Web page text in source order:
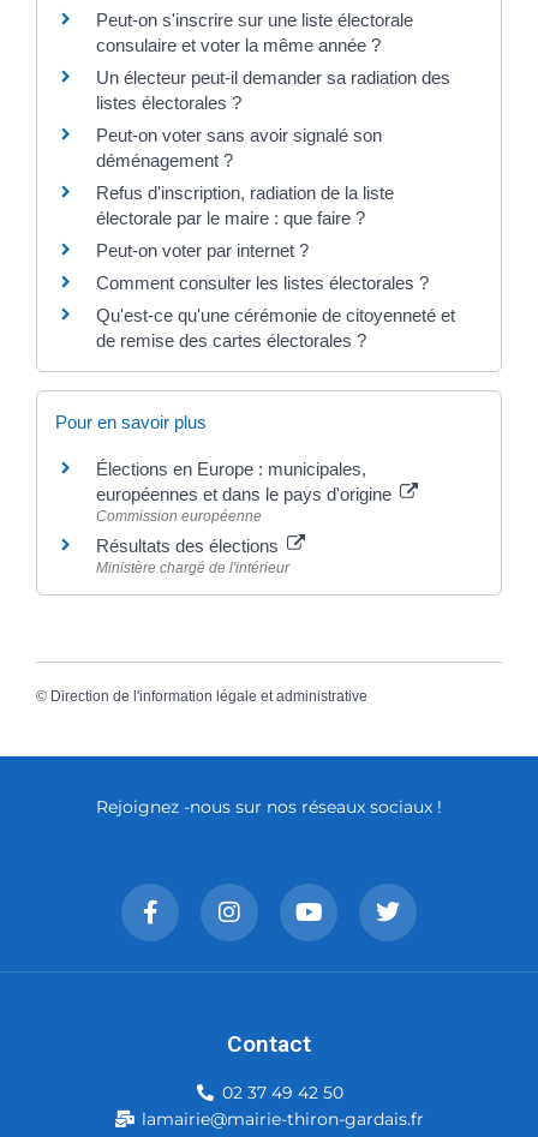
Peut-on s'inscrire sur une liste électorale
consulaire et voter la même année ?
Un électeur peut-il demander sa radiation des
listes électorales ?
Peut-on voter sans avoir signalé son
déménagement ?
Refus d'inscription, radiation de la liste
électorale par le maire : que faire ?
Peut-on voter par internet ?
Comment consulter les listes électorales ?
Qu'est-ce qu'une cérémonie de citoyenneté et
de remise des cartes électorales ?
Pour en savoir plus
Élections en Europe : municipales,
européennes et dans le pays d'origine
Commission européenne
Résultats des élections
Ministère chargé de l'intérieur
© Direction de l'information légale et administrative
Rejoignez -nous sur nos réseaux sociaux !
Contact
02 37 49 42 50
lamairie@mairie-thiron-gardais.fr